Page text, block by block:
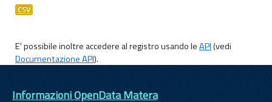
CSV
E' possibile inoltre accedere al registro usando leAPI(vedi
Documentazione API).
Informazioni OpenData Matera